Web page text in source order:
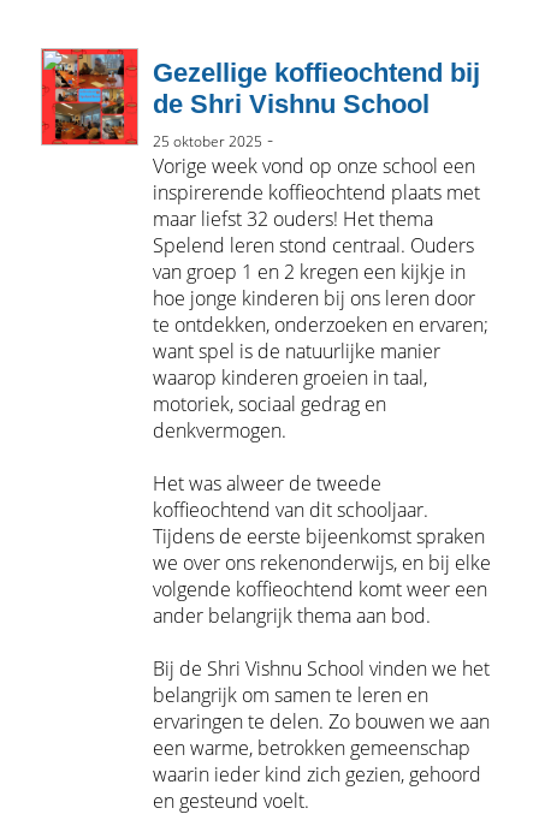
Gezellige koffieochtend bij
de Shri Vishnu School
25 oktober 2025 -
Vorige week vond op onze school een
inspirerende koffieochtend plaats met
maar liefst 32 ouders! Het thema
Spelend leren stond centraal. Ouders
van groep 1 en 2 kregen een kijkje in
hoe jonge kinderen bij ons leren door
te ontdekken, onderzoeken en ervaren;
want spel is de natuurlijke manier
waarop kinderen groeien in taal,
motoriek, sociaal gedrag en
denkvermogen.
Het was alweer de tweede
koffieochtend van dit schooljaar.
Tijdens de eerste bijeenkomst spraken
we over ons rekenonderwijs, en bij elke
volgende koffieochtend komt weer een
ander belangrijk thema aan bod.
Bij de Shri Vishnu School vinden we het
belangrijk om samen te leren en
ervaringen te delen. Zo bouwen we aan
een warme, betrokken gemeenschap
waarin ieder kind zich gezien, gehoord
en gesteund voelt.